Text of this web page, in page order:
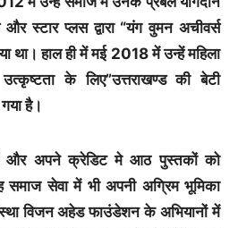
स्टार प्लस द्वारा “यंग वुमन अचीवर्स
था। हाल ही में मई 2018 में उन्हें महिला
के लिए”उत्तराखण्ड की बेटी
है।
और अपने क्रेडिट मे आठ पुस्तकों को
सेवा में भी अपनी अग्रिम भूमिका
विजन अहेड फाउंडेशन के अभियानों में